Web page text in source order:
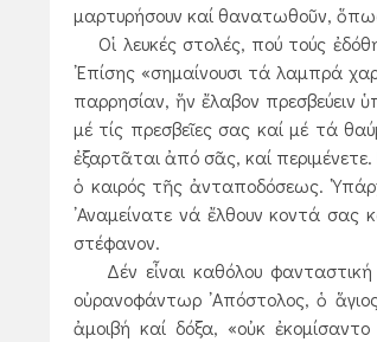
μαρτυρήσουν καί θανατωθοῦν, ὅπως
Οἱ λευκές στολές, πού τούς
᾿Επίσης «σημαίνουσι τά λαμπρά
παρρησίαν, ἥν ἔλαβον πρεσβεύειν
μέ τίς πρεσβεῖες σας καί μέ τά
ἐξαρτᾶται ἀπό σᾶς, καί
ὁ καιρός τῆς ἀνταποδόσεως.
᾿Αναμείνατε νά ἔλθουν κοντά σας
στέφανον.
Δέν εἶναι καθόλου
οὐρανοφάντωρ ᾿Απόστολος, ὁ
ἀμοιβή καί δόξα, «οὐκ